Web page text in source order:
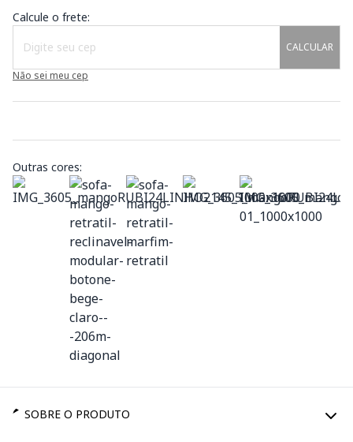
Calcule o frete:
CALCULAR
Não sei meu cep
Outras cores:
SOBRE O PRODUTO